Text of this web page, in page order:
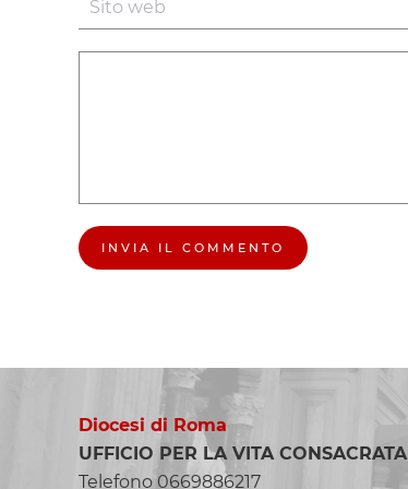
INVIA IL COMMENTO
Diocesi di Roma
UFFICIO PER LA VITA CONSACRATA
Telefono 0669886217